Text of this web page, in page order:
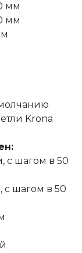
мм
мм
Krona
с шагом в 50
с шагом в 50